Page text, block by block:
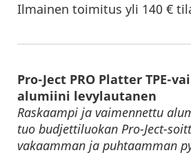
Ilmainen toimitus yli 140 €
Pro-Ject PRO Platter TPE-
alumiini levylautanen
Raskaampi ja vaimennettu
tuo budjettiluokan Pro-Ject-
vakaamman ja puhtaamman